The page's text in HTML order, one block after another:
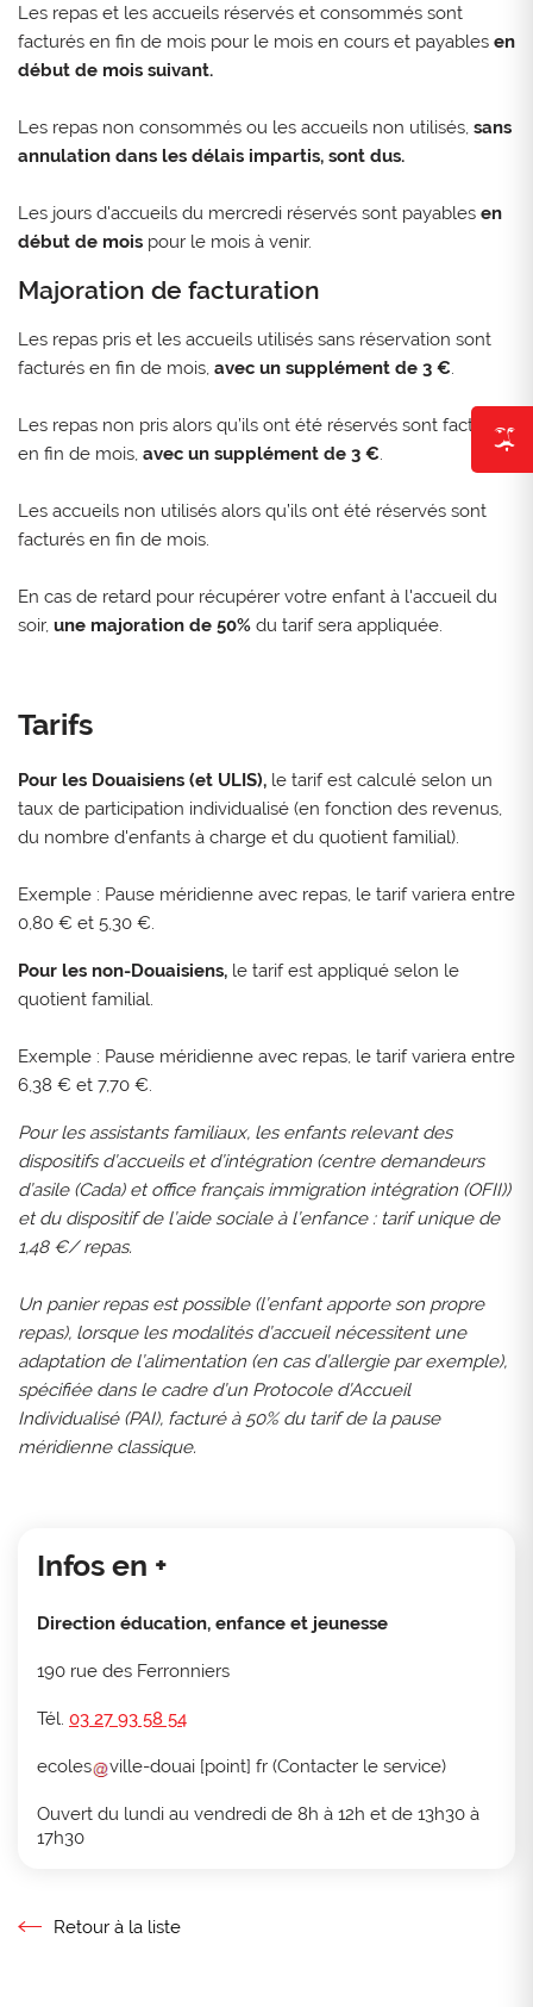
Les repas et les accueils réservés et consommés sont
facturés en fin de mois pour le mois en cours et payables en
début de mois suivant.
Les repas non consommés ou les accueils non utilisés, sans
annulation dans les délais impartis, sont dus.
Les jours d'accueils du mercredi réservés sont payables en
début de mois pour le mois à venir.
Majoration de facturation
Les repas pris et les accueils utilisés sans réservation sont
facturés en fin de mois, avec un supplément de 3 €.
Les repas non pris alors qu’ils ont été réservés sont facturés
en fin de mois, avec un supplément de 3 €.
Les accueils non utilisés alors qu’ils ont été réservés sont
facturés en fin de mois.
En cas de retard pour récupérer votre enfant à l'accueil du
soir, une majoration de 50% du tarif sera appliquée.
Tarifs
Pour les Douaisiens (et ULIS), le tarif est calculé selon un
taux de participation individualisé (en fonction des revenus,
du nombre d'enfants à charge et du quotient familial).
Exemple : Pause méridienne avec repas, le tarif variera entre
0,80 € et 5,30 €.
Pour les non-Douaisiens, le tarif est appliqué selon le
quotient familial.
Exemple : Pause méridienne avec repas, le tarif variera entre
6,38 € et 7,70 €.
Pour les assistants familiaux, les enfants relevant des
dispositifs d’accueils et d’intégration (centre demandeurs
d’asile (Cada) et office français immigration intégration (OFII))
et du dispositif de l’aide sociale à l’enfance : tarif unique de
1,48 €/ repas.
Un panier repas est possible (l’enfant apporte son propre
repas), lorsque les modalités d’accueil nécessitent une
adaptation de l’alimentation (en cas d’allergie par exemple),
spécifiée dans le cadre d’un Protocole d’Accueil
Individualisé (PAI), facturé à 50% du tarif de la pause
méridienne classique.
Infos en +
Direction éducation, enfance et jeunesse
190 rue des Ferronniers
Tél. 03 27 93 58 54
ecoles ville-douai [point] fr (Contacter le service)
Ouvert du lundi au vendredi de 8h à 12h et de 13h30 à
17h30
Retour à la liste
Retour à la liste